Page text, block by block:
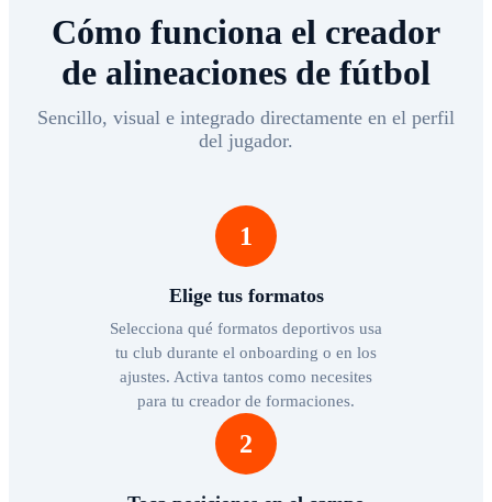
Cómo funciona el creador
de alineaciones de fútbol
Sencillo, visual e integrado directamente en el perfil
del jugador.
1
Elige tus formatos
Selecciona qué formatos deportivos usa
tu club durante el onboarding o en los
ajustes. Activa tantos como necesites
para tu creador de formaciones.
2